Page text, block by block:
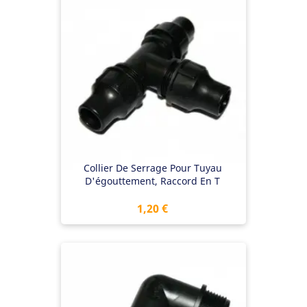
Collier De Serrage Pour Tuyau
D'égouttement, Raccord En T
Prix
1,20 €